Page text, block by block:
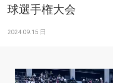
球選手権大会
2024.09.15 日